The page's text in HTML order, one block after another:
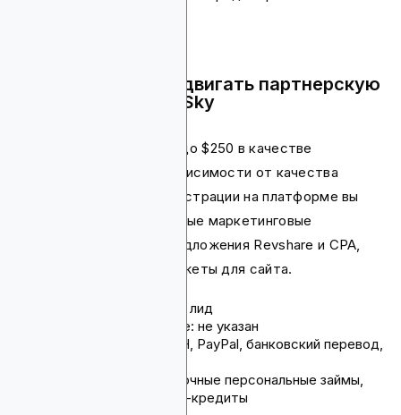
Почему стоит продвигать партнерскую
программу Round Sky
Вы можете заработать до $250 в качестве
разделения дохода в зависимости от качества
вашего лида. После регистрации на платформе вы
получите все необходимые маркетинговые
материалы, включая предложения Revshare и CPA,
инструкции по API и виджеты для сайта.
Комиссия: до $250 за лид
Срок действия cookie: не указан
Способы оплаты: ACH, PayPal, банковский перевод,
Продукты: краткосрочные персональные займы,
рассрочка, экспресс-кредиты